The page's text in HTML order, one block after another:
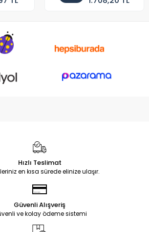
Hızlı Teslimat
en kısa sürede elinize ulaşır.
Güvenli Alışveriş
ve kolay ödeme sistemi